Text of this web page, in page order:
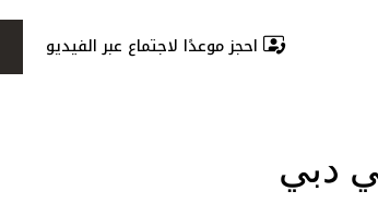
احجز موعدًا لاجتماع عبر الفيديو
دبي